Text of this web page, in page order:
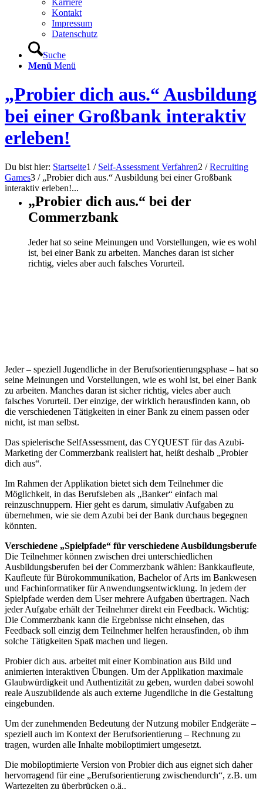
Karriere
Kontakt
Impressum
Datenschutz
Suche
Menü Menü
„Probier dich aus.“ Ausbildung
bei einer Großbank interaktiv
erleben!
Du bist hier: Startseite1 / Self-Assessment Verfahren2 / Recruiting
Games3 / „Probier dich aus.“ Ausbildung bei einer Großbank
interaktiv erleben!...
„Probier dich aus.“ bei der
Commerzbank
Jeder hat so seine Meinungen und Vorstellungen, wie es wohl
ist, bei einer Bank zu arbeiten. Manches daran ist sicher
richtig, vieles aber auch falsches Vorurteil.
Jeder – speziell Jugendliche in der Berufsorientierungsphase – hat so
seine Meinungen und Vorstellungen, wie es wohl ist, bei einer Bank
zu arbeiten. Manches daran ist sicher richtig, vieles aber auch
falsches Vorurteil. Der einzige, der wirklich herausfinden kann, ob
die verschiedenen Tätigkeiten in einer Bank zu einem passen oder
nicht, ist man selbst.
Das spielerische SelfAssessment, das CYQUEST für das Azubi-
Marketing der Commerzbank realisiert hat, heißt deshalb „Probier
dich aus“.
Im Rahmen der Applikation bietet sich dem Teilnehmer die
Möglichkeit, in das Berufsleben als „Banker“ einfach mal
reinzuschnuppern. Hier geht es darum, simulativ Aufgaben zu
übernehmen, wie sie dem Azubi bei der Bank durchaus begegnen
könnten.
Verschiedene „Spielpfade“ für verschiedene Ausbildungsberufe
Die Teilnehmer können zwischen drei unterschiedlichen
Ausbildungsberufen bei der Commerzbank wählen: Bankkaufleute,
Kaufleute für Bürokommunikation, Bachelor of Arts im Bankwesen
und Fachinformatiker für Anwendungsentwicklung. In jedem der
Spielpfade werden dem User mehrere Aufgaben übertragen. Nach
jeder Aufgabe erhält der Teilnehmer direkt ein Feedback. Wichtig:
Die Commerzbank kann die Ergebnisse nicht einsehen, das
Feedback soll einzig dem Teilnehmer helfen herausfinden, ob ihm
solche Tätigkeiten Spaß machen und liegen.
Probier dich aus. arbeitet mit einer Kombination aus Bild und
animierten interaktiven Übungen. Um der Applikation maximale
Glaubwürdigkeit und Authentizität zu geben, wurden dabei sowohl
reale Auszubildende als auch externe Jugendliche in die Gestaltung
eingebunden.
Um der zunehmenden Bedeutung der Nutzung mobiler Endgeräte –
speziell auch im Kontext der Berufsorientierung – Rechnung zu
tragen, wurden alle Inhalte mobiloptimiert umgesetzt.
Die mobiloptimierte Version von Probier dich aus eignet sich daher
hervorragend für eine „Berufsorientierung zwischendurch“, z.B. um
Wartezeiten zu überbrücken o.ä..